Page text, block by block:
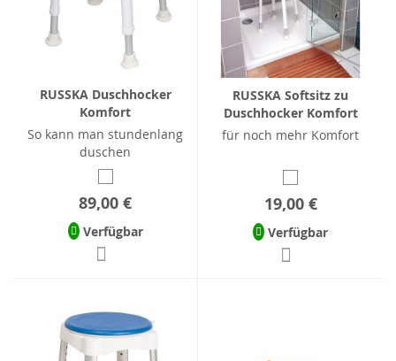
RUSSKA Duschhocker
Komfort
So kann man stundenlang
duschen
89,00 €
Verfügbar
RUSSKA Softsitz zu
Duschhocker Komfort
für noch mehr Komfort
19,00 €
Verfügbar